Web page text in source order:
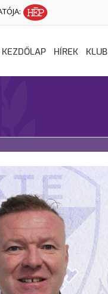
KEZDŐLAP HÍREK KLUB